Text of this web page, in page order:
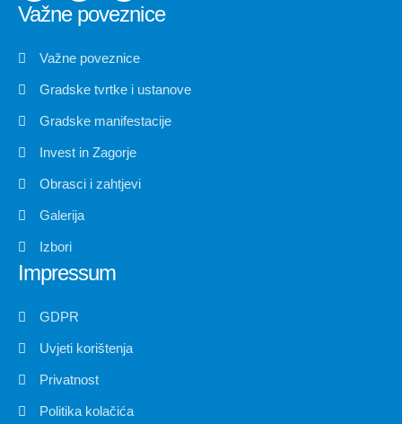
Važne poveznice
Važne poveznice
Gradske tvrtke i ustanove
Gradske manifestacije
Invest in Zagorje
Obrasci i zahtjevi
Galerija
Izbori
Impressum
GDPR
Uvjeti korištenja
Privatnost
Politika kolačića